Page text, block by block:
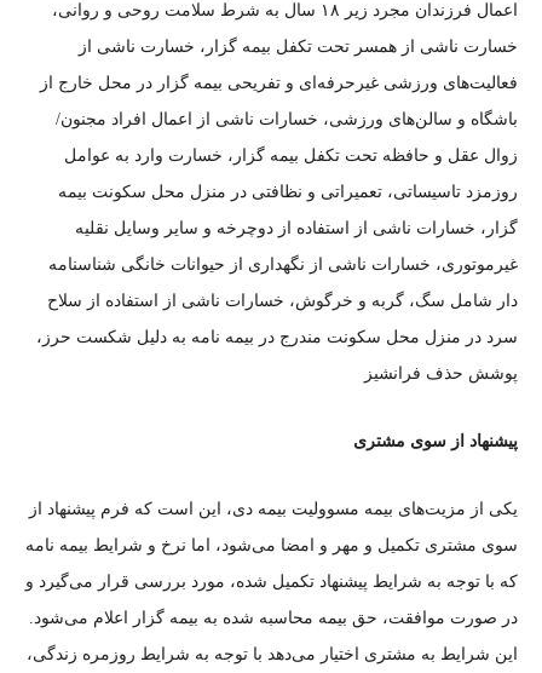
اعمال فرزندان مجرد زیر ۱۸ سال به شرط سلامت روحی و روانی،
خسارت ناشی از همسر تحت تکفل بیمه گزار، خسارت ناشی از
فعالیت‌های ورزشی غیرحرفه‌ای و تفریحی بیمه گزار در محل خارج از
باشگاه و سالن‌های ورزشی، خسارات ناشی از اعمال افراد مجنون/
زوال عقل و حافظه تحت تکفل بیمه گزار، خسارت وارد به عوامل
روزمزد تاسیساتی، تعمیراتی و نظافتی در منزل محل سکونت بیمه
گزار، خسارات ناشی از استفاده از دوچرخه و سایر وسایل نقلیه
غیرموتوری، خسارات ناشی از نگهداری از حیوانات خانگی شناسنامه
دار شامل سگ، گربه و خرگوش، خسارات ناشی از استفاده از سلاح
سرد در منزل محل سکونت مندرج در بیمه نامه به دلیل شکست حرز،
پوشش حذف فرانشیز
پیشنهاد از سوی مشتری
یکی از مزیت‌های بیمه مسوولیت بیمه دی، این است که فرم پیشنهاد از
سوی مشتری تکمیل و مهر و امضا می‌شود، اما نرخ و شرایط بیمه نامه
که با توجه به شرایط پیشنهاد تکمیل شده، مورد بررسی قرار می‌گیرد و
در صورت موافقت، حق بیمه محاسبه شده به بیمه گزار اعلام می‌شود.
این شرایط به مشتری اختیار می‌دهد با توجه به شرایط روزمره زندگی،